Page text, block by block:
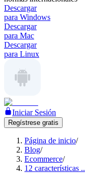
Descargar
para Windows
Descargar
para Mac
Descargar
para Linux
Iniciar Sesión
Regístrese gratis
Página de inicio/
Blog/
Ecommerce/
12 características ..